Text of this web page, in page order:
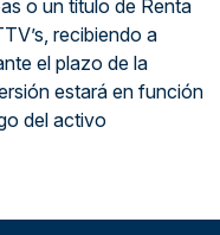
o un título de Renta
recibiendo a
el plazo de la
estará en función
del activo